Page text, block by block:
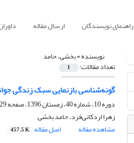
راهنمای نویسندگان ارسال مقاله
نویسنده =بخشی، حامد
تعداد مقالات: 1
گونه‌شناسی بازنمایی سبک زندگی
دوره 10، شماره 40، زمستان 1396، صفحه
زهرا اردکانی‌فرد، حامد بخشی
مشاهده مقاله
اصل مقاله 457.5 K